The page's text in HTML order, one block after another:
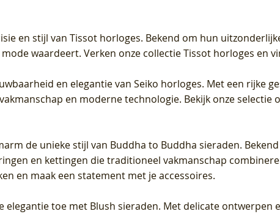
en stijl van Tissot horloges. Bekend om hun
waardeert. Verken onze collectie Tissot horloges en
en elegantie van Seiko horloges. Met een rijke
en moderne technologie. Bekijk onze selectie
de unieke stijl van Buddha to Buddha sieraden.
en kettingen die traditioneel vakmanschap
en maak een statement met je accessoires.
elegantie toe met Blush sieraden. Met delicate